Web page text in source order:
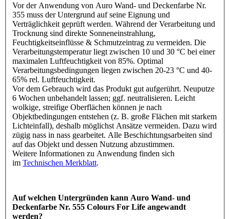
Vor der Anwendung von Auro Wand- und Deckenfarbe Nr.
355 muss der Untergrund auf seine Eignung und
Verträglichkeit geprüft werden. Während der Verarbeitung und
Trocknung sind direkte Sonneneinstrahlung,
Feuchtigkeitseinflüsse & Schmutzeintrag zu vermeiden. Die
Verarbeitungstemperatur liegt zwischen 10 und 30 °C bei einer
maximalen Luftfeuchtigkeit von 85%. Optimal
Verarbeitungsbedingungen liegen zwischen 20-23 °C und 40-
65% rel. Luftfeuchtigkeit.
Vor dem Gebrauch wird das Produkt gut aufgerührt. Neuputze
6 Wochen unbehandelt lassen; ggf. neutralisieren. Leicht
wolkige, streifige Oberflächen können je nach
Objektbedingungen entstehen (z. B. große Flächen mit starkem
Lichteinfall), deshalb möglichst Ansätze vermeiden. Dazu wird
zügig nass in nass gearbeitet. Alle Beschichtungsarbeiten sind
auf das Objekt und dessen Nutzung abzustimmen.
Weitere Informationen zu Anwendung finden sich
im Technischen Merkblatt.
Auf welchen Untergründen kann Auro Wand- und
Deckenfarbe Nr. 555 Colours For Life angewandt
werden?